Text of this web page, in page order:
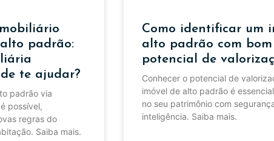
padrão:
te ajudar?
padrão via
possível,
regras do
Saiba mais.
Como identificar um
alto padrão com bom
potencial de
Conhecer o potencial de
imóvel de alto padrão é
no seu patrimônio com
inteligência. Saiba mais.